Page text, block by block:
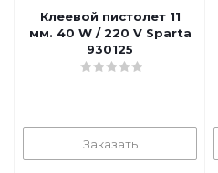
Клеевой пистолет 11
мм. 40 W / 220 V Sparta
930125
Заказать